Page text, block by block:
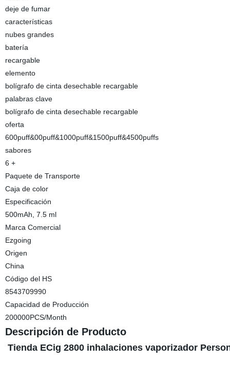
deje de fumar
características
nubes grandes
batería
recargable
elemento
bolígrafo de cinta desechable recargable
palabras clave
bolígrafo de cinta desechable recargable
oferta
600puff&00puff&1000puff&1500puff&4500puffs
sabores
6 +
Paquete de Transporte
Caja de color
Especificación
500mAh, 7.5 ml
Marca Comercial
Ezgoing
Origen
China
Código del HS
8543709990
Capacidad de Producción
200000PCS/Month
Descripción de Producto
Tienda ECig 2800 inhalaciones vaporizador